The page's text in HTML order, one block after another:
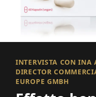
INTERVISTA CON INA
DIRECTOR
EUROPE GMBH